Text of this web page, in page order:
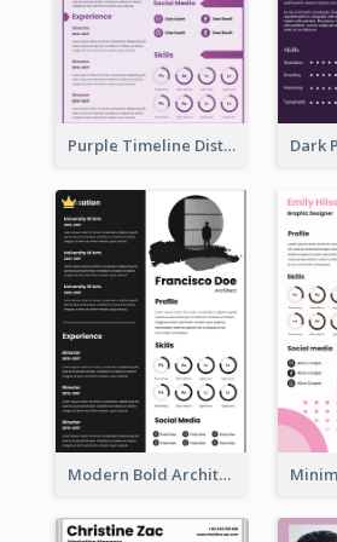
Purple Timeline Distinguished Resume
Modern Bold Architect Resume